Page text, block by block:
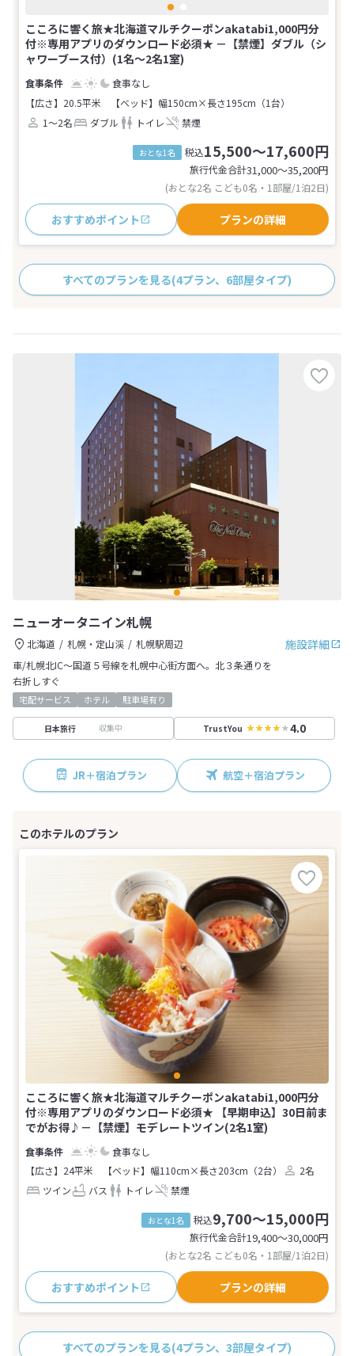
こころに響く旅★北海道マルチクーポンakatabi1,000円分
付※専用アプリのダウンロード必須★ －【禁煙】ダブル（シ
ャワーブース付）(1名～2名1室)
食事なし
【広さ】20.5平米
【ベッド】幅150cm×長さ195cm（1台）
1～2名
ダブル トイレ 禁煙
おとな1名 税込15,500～17,600円
旅行代金合計31,000〜35,200円
(おとな2名 こども0名・1部屋/1泊2日)
おすすめポイント プランの詳細
すべてのプランを見る(4プラン、6部屋タイプ)
ニューオータニイン札幌
施設詳細
北海道 札幌・定山渓
札幌駅周辺
車/札幌北IC～国道５号線を札幌中心街方面へ。北３条通りを
右折しすぐ
宅配サービス ホテル 駐車場有り
日本旅行 収集中 TrustYou 4.0
JR＋宿泊プラン 航空＋宿泊プラン
こころに響く旅★北海道マルチクーポンakatabi1,000円分
付※専用アプリのダウンロード必須★ 【早期申込】30日前ま
でがお得♪－【禁煙】モデレートツイン(2名1室)
食事なし
【広さ】24平米
【ベッド】幅110cm×長さ203cm（2台）
2名
ツイン
バス トイレ 禁煙
おとな1名 税込9,700～15,000円
旅行代金合計19,400〜30,000円
(おとな2名 こども0名・1部屋/1泊2日)
おすすめポイント プランの詳細
すべてのプランを見る(4プラン、3部屋タイプ)